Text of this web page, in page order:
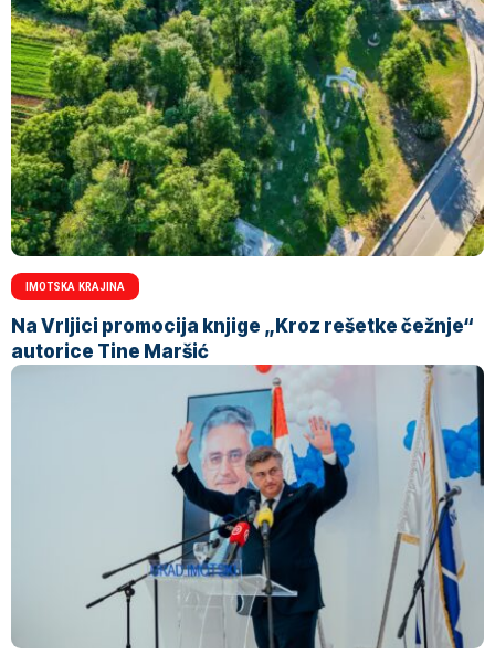
IMOTSKA KRAJINA
Na Vrljici promocija knjige „Kroz rešetke čežnje“
autorice Tine Maršić